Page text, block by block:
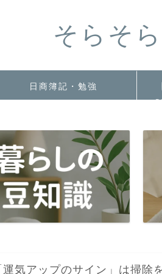
そらそ
日商簿記・勉強
運気アップのサイン」は掃除